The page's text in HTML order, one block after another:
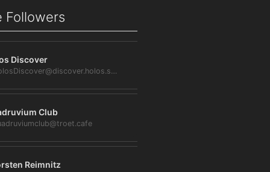
Followers
Discover
@HolosDiscover@discover.holos.social
Club
Reimnitz